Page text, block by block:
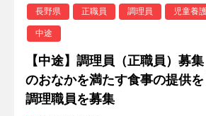
長野県 正職員 調理員 児童養
中途
【中途】調理員（正職員）募
のおなかを満たす食事の提供を
調理職員を募集